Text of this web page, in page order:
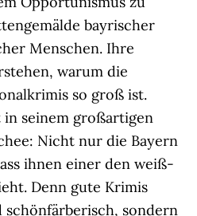
bayrischer
Menschen. Ihre
warum die
so groß ist.
seinem großartigen
Nicht nur die Bayern
ihnen einer den weiß-
Denn gute Krimis
sondern